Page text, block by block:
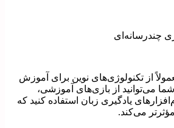
از تکنولوژی‌های نوین برای آموزش
شما می‌توانید از بازی‌های آموزشی،
یادگیری زبان استفاده کنید که
می‌کند.